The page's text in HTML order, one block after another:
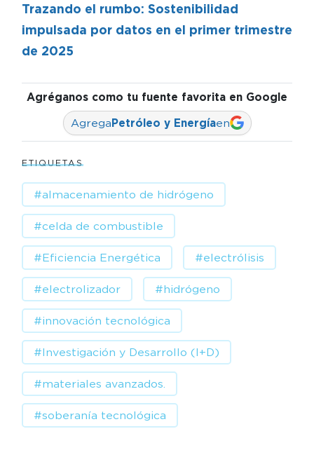
Trazando el rumbo: Sostenibilidad
impulsada por datos en el primer trimestre
de 2025
Agréganos como tu fuente favorita en Google
AgregaPetróleo y Energíaen
ETIQUETAS
#almacenamiento de hidrógeno
#celda de combustible
#Eficiencia Energética #electrólisis
#electrolizador #hidrógeno
#innovación tecnológica
#Investigación y Desarrollo (I+D)
#materiales avanzados.
#soberanía tecnológica